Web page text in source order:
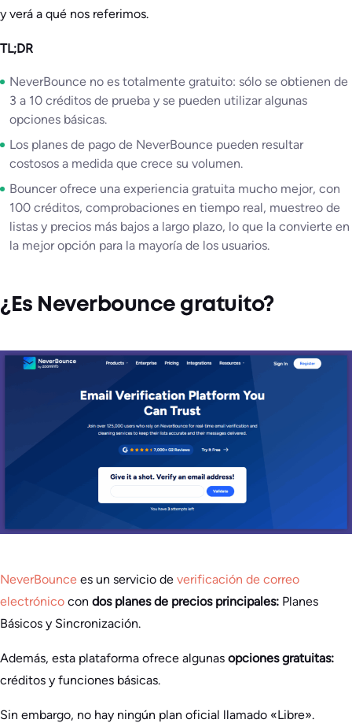
y verá a qué nos referimos.
TL;DR
NeverBounce no es totalmente gratuito: sólo se obtienen de
3 a 10 créditos de prueba y se pueden utilizar algunas
opciones básicas.
Los planes de pago de NeverBounce pueden resultar
costosos a medida que crece su volumen.
Bouncer ofrece una experiencia gratuita mucho mejor, con
100 créditos, comprobaciones en tiempo real, muestreo de
listas y precios más bajos a largo plazo, lo que la convierte en
la mejor opción para la mayoría de los usuarios.
¿Es Neverbounce gratuito?
NeverBounce es un servicio de verificación de correo
electrónico con dos planes de precios principales: Planes
Básicos y Sincronización.
Además, esta plataforma ofrece algunas opciones gratuitas:
créditos y funciones básicas.
Sin embargo, no hay ningún plan oficial llamado «Libre».